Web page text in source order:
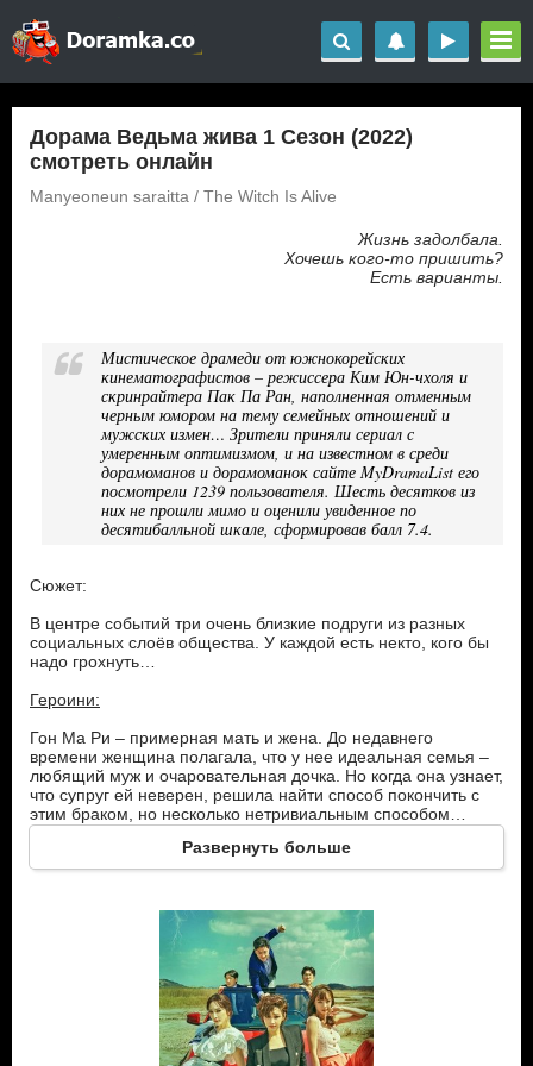
Дорама Ведьма жива 1 Сезон (2022)
смотреть онлайн
Manyeoneun saraitta / The Witch Is Alive
Жизнь задолбала.
Хочешь кого-то пришить?
Есть варианты.
Мистическое драмеди от южнокорейских
кинематографистов – режиссера Ким Юн-чхоля и
скринрайтера Пак Па Ран, наполненная отменным
черным юмором на тему семейных отношений и
мужских измен… Зрители приняли сериал с
умеренным оптимизмом, и на известном в среди
дорамоманов и дорамоманок сайте MyDramaList его
посмотрели 1239 пользователя. Шесть десятков из
них не прошли мимо и оценили увиденное по
десятибалльной шкале, сформировав балл 7.4.
Сюжет:
В центре событий три очень близкие подруги из разных
социальных слоёв общества. У каждой есть некто, кого бы
надо грохнуть…
Героини:
Гон Ма Ри – примерная мать и жена. До недавнего
времени женщина полагала, что у нее идеальная семья –
любящий муж и очаровательная дочка. Но когда она узнает,
что супруг ей неверен, решила найти способ покончить с
этим браком, но несколько нетривиальным способом…
Чхэ Хи Су – вышла замуж за сына известного чеболя. Роль
невестки в таких богатых и влиятельных семьях незавидна,
Так что бедняжке приходится всем угождать, и именно на
ней лежат все обязанности по уходу за сварливой
свекровью, которая к тому же страдает болезнью
Альцгеймера. Кроме того, сам муж к ней холоден, все
время проводит в своей страховой компании, в то время,
как сама женщина страстно хочет забеременеть и хоть
этим сохранить свою семью. Однажды свекровь делает ей
страшное, но заманчивое предложение…
Развернуть больше